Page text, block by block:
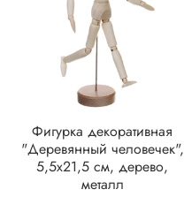
Фигурка декоративная
"Деревянный человечек",
5,5х21,5 см, дерево,
металл